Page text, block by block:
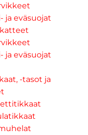
ja eväsuojat
ja eväsuojat
-tasot ja